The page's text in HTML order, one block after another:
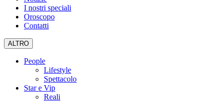
I nostri speciali
Oroscopo
Contatti
ALTRO
People
Lifestyle
Spettacolo
Star e Vip
Reali